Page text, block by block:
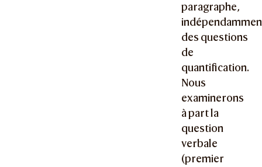
paragraphe,
des questions
de
quantification.
Nous
examinerons
à part la
question
verbale
(premier